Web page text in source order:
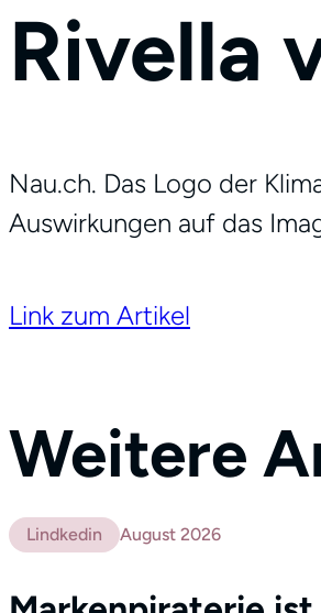
Rivella
Nau.ch. Das Logo der
Auswirkungen auf das
Link zum Artikel
Weitere
Lindkedin August 2026